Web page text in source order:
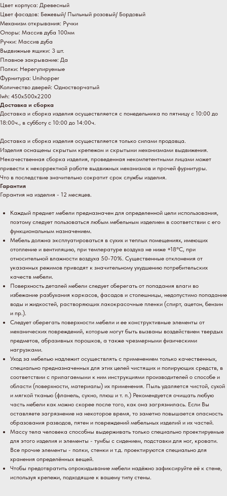
Цвет корпуса: Древесный
Цвет фасадов: Бежевый/ Пыльный розовый/ Бордовый
Механизм открывания: Ручки
Опоры: Массив дуба 100мм
Ручки: Массив дуба
Выдвижные ящики: 3 шт.
Плавное закрывание: Да
Полки: Нерегулируемые
Фурнитура: Unihopper
Количество дверей: Одностворчатый
lwh: 450x500x2200
Доставка и сборка
Доставка и сборка изделия осуществляется с понедельника по пятницу с 10:00 до
18:00ч., в субботу с 10:00 до 14:00ч.
Доставка и сборка изделия осуществляется только силами продавца.
Изделия оснащены скрытым крепежом и скрытыми механизмами выдвижения.
Некачественная сборка изделия, проведенная некомпетентными лицами может
привести к некорректной работе выдвижных механизмов и прочей фурнитуры.
Что в последствие значительно сократит срок службы изделия.
Гарантия
Гарантия на изделия - 12 месяцев.
Каждый предмет мебели предназначен для определенной цели использования,
поэтому следует пользоваться любым мебельным изделием в соответствии с его
функциональным назначением.
Мебель должна эксплуатироваться в сухих и теплых помещениях, имеющих
отопление и вентиляцию, при температуре воздуха не ниже +18°C, при
относительной влажности воздуха 50-70%. Существенные отклонения от
указанных режимов приводят к значительному ухудшению потребительских
качеств мебели.
Поверхность деталей мебели следует оберегать от попадания влаги во
избежание разбухания каркасов, фасадов и столешницы, недопустимо попадание
воды и жидкостей, растворяющих лакокрасочные пленки (спирт, ацетон, бензин
и пр.).
Следует оберегать поверхности мебели и ее конструктивные элементы от
механических повреждений, которые могут быть вызваны воздействием твердых
предметов, абразивных порошков, а также чрезмерными физическими
нагрузками.
Уход за мебелью надлежит осуществлять с применением только качественных,
специально предназначенных для этих целей чистящих и полирующих средств, в
соответствии с прилагаемыми к ним инструкциями производителей о способе и
области (поверхности, материалы) их применения. Пыль удаляется чистой, сухой
и мягкой тканью (фланель, сукно, плюш и т. п.) Рекомендуется очищать любую
часть мебели как можно скорее после того, как она загрязнилась. Если Вы
оставляете загрязнение на некоторое время, то заметно повышается опасность
образования разводов, пятен и повреждений мебельных изделий и их частей.
Массу тела человека способны выдерживать только специально проектируемые
для этого изделия и элементы - тумбы с сидением, подставки для ног, кровати.
Все прочие элементы - полки, стенки и т.д. проектируются специально для
хранения определённых вещей.
Чтобы предотвратить опрокидывание мебели надёжно зафиксируйте её к стене,
используя крепежи, подходящие к вашему типу стены.